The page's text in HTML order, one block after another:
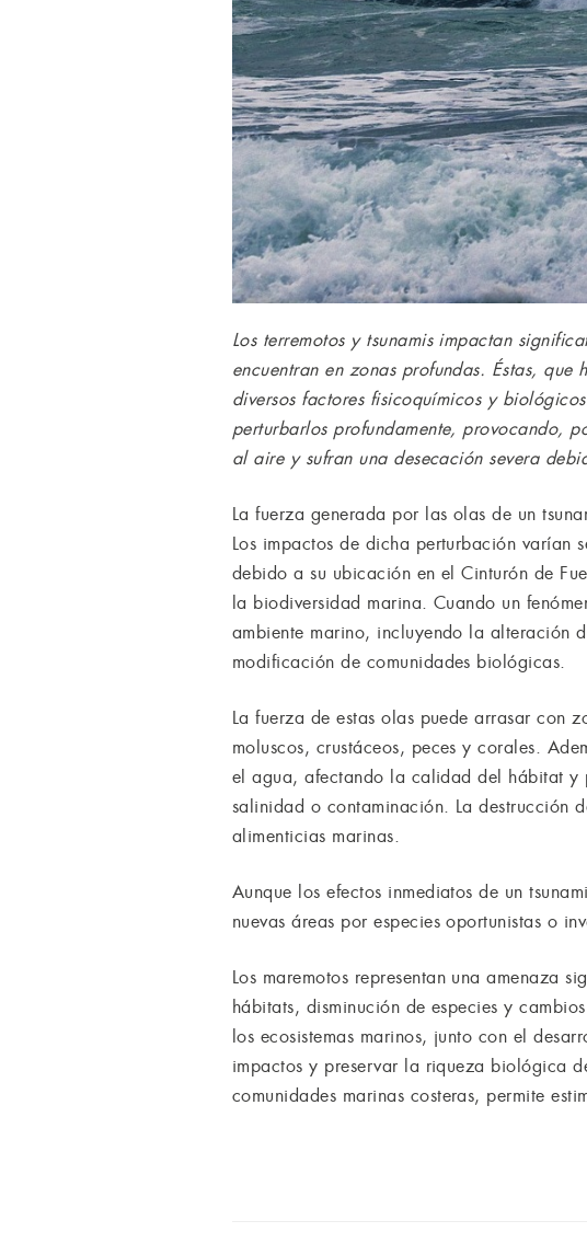
Los terremotos y tsunamis impactan
encuentran en zonas profundas. Éstas,
diversos factores fisicoquímicos y
perturbarlos profundamente, provocando,
al aire y sufran una desecación severa
La fuerza generada por las olas de un
Los impactos de dicha perturbación varían
debido a su ubicación en el Cinturón de
la biodiversidad marina. Cuando un
ambiente marino, incluyendo la alteración
modificación de comunidades biológicas.
La fuerza de estas olas puede arrasar con
moluscos, crustáceos, peces y corales.
el agua, afectando la calidad del hábitat y
salinidad o contaminación. La destrucción
alimenticias marinas.
Aunque los efectos inmediatos de un
nuevas áreas por especies oportunistas o
Los maremotos representan una amenaza
hábitats, disminución de especies y
los ecosistemas marinos, junto con el
impactos y preservar la riqueza biológica
comunidades marinas costeras, permite